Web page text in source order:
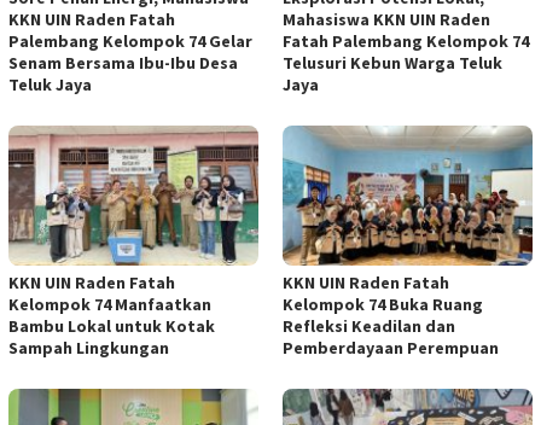
KKN UIN Raden Fatah
Palembang Kelompok 74 Gelar
Senam Bersama Ibu-Ibu Desa
Teluk Jaya
Mahasiswa KKN UIN Raden
Fatah Palembang Kelompok 74
Telusuri Kebun Warga Teluk
Jaya
KKN UIN Raden Fatah
Kelompok 74 Manfaatkan
Bambu Lokal untuk Kotak
Sampah Lingkungan
KKN UIN Raden Fatah
Kelompok 74 Buka Ruang
Refleksi Keadilan dan
Pemberdayaan Perempuan